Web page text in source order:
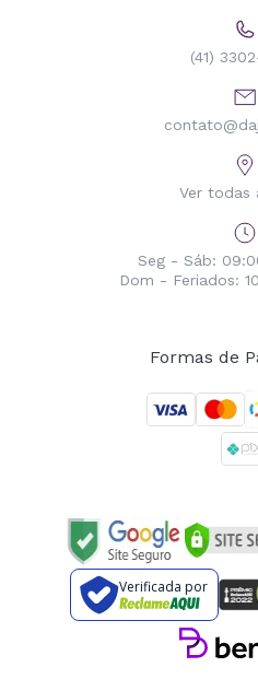
(41)
Ver todas
Seg - Sáb:
Dom - Feriados:
Formas de
Verificada por